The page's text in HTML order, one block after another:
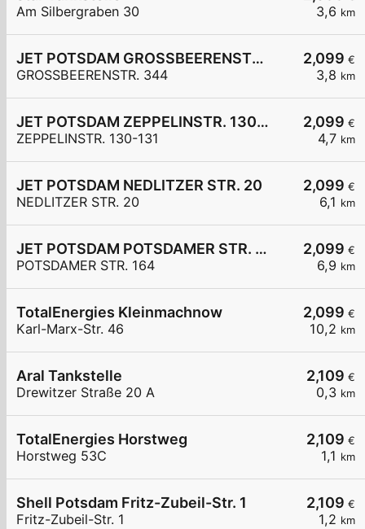
3,6 km
Am Silbergraben 30
2,099 €
3,8 km
JET POTSDAM GROSSBEERENSTR. 344
GROSSBEERENSTR. 344
2,099 €
4,7 km
JET POTSDAM ZEPPELINSTR. 130-131
ZEPPELINSTR. 130-131
2,099 €
6,1 km
JET POTSDAM NEDLITZER STR. 20
NEDLITZER STR. 20
2,099 €
6,9 km
JET POTSDAM POTSDAMER STR. 164
POTSDAMER STR. 164
2,099 €
10,2 km
TotalEnergies Kleinmachnow
Karl-Marx-Str. 46
2,109 €
0,3 km
Aral Tankstelle
Drewitzer Straße 20 A
2,109 €
1,1 km
TotalEnergies Horstweg
Horstweg 53C
2,109 €
1,2 km
Shell Potsdam Fritz-Zubeil-Str. 1
Fritz-Zubeil-Str. 1